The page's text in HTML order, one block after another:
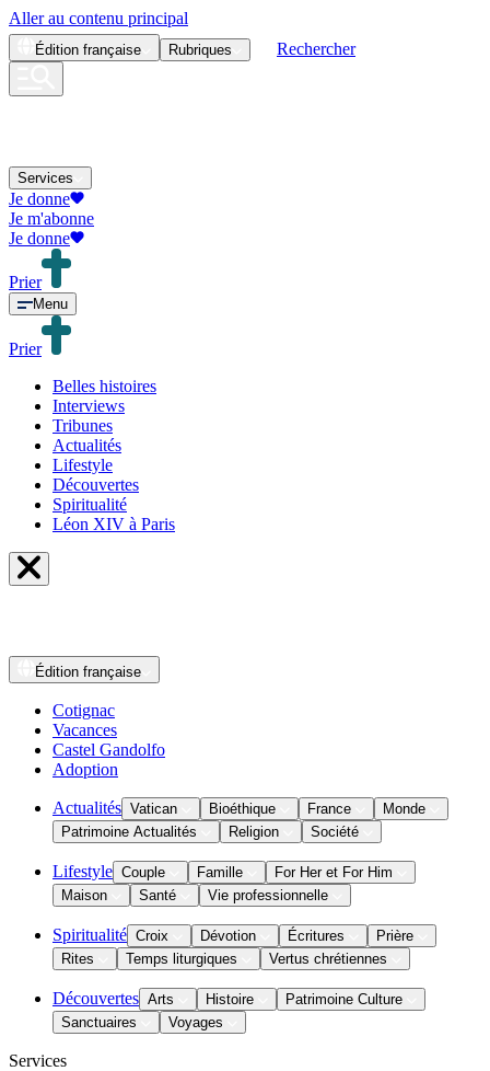
Aller au contenu principal
Édition française Rubriques Rechercher
Services
Je donne
Je m'abonne
Je donne
Prier
Menu
Prier
Belles histoires
Interviews
Tribunes
Actualités
Lifestyle
Découvertes
Spiritualité
Léon XIV à Paris
Édition française
Cotignac
Vacances
Castel Gandolfo
Adoption
Actualités Vatican Bioéthique France
Monde
Patrimoine Actualités
Religion Société
Lifestyle Couple Famille
For Her et For Him
Maison
Santé Vie professionnelle
Spiritualité Croix Dévotion Écritures
Prière
Rites
Temps liturgiques Vertus chrétiennes
Découvertes Arts Histoire
Patrimoine Culture
Sanctuaires
Voyages
Services